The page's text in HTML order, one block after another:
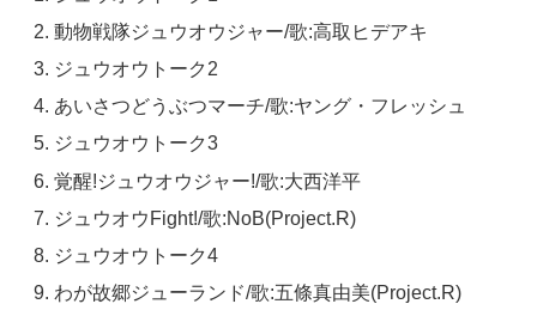
動物戦隊ジュウオウジャー/歌:高取ヒデアキ
ジュウオウトーク2
あいさつどうぶつマーチ/歌:ヤング・フレッシュ
ジュウオウトーク3
覚醒!ジュウオウジャー!/歌:大西洋平
ジュウオウFight!/歌:NoB(Project.R)
ジュウオウトーク4
わが故郷ジューランド/歌:五條真由美(Project.R)